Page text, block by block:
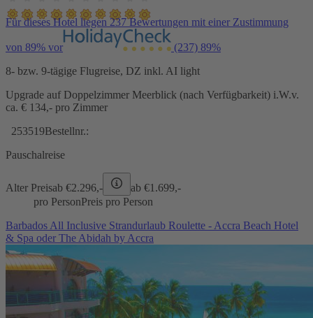
Für dieses Hotel liegen 237 Bewertungen mit einer Zustimmung
von 89% vor (237) 89%
8- bzw. 9-tägige Flugreise, DZ inkl. AI light
Upgrade auf Doppelzimmer Meerblick (nach Verfügbarkeit) i.W.v.
ca. € 134,- pro Zimmer
253519Bestellnr.:
Pauschalreise
Alter Preisab €2.296,- ab €1.699,-
pro PersonPreis pro Person
Barbados All Inclusive Strandurlaub Roulette - Accra Beach Hotel
& Spa oder The Abidah by Accra